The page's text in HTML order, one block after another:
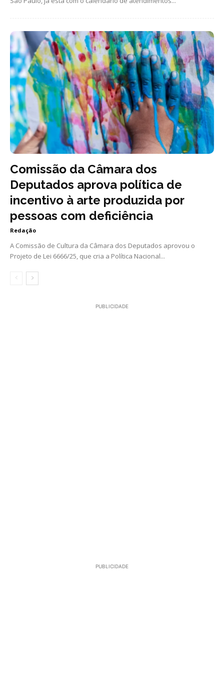
Comissão da Câmara dos
Deputados aprova política de
incentivo à arte produzida por
pessoas com deficiência
Redação
A Comissão de Cultura da Câmara dos Deputados aprovou o
Projeto de Lei 6666/25, que cria a Política Nacional...
PUBLICIDADE
PUBLICIDADE